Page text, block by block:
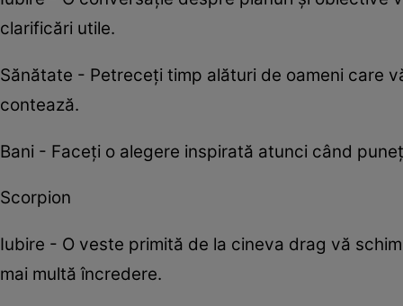
clarificări utile.
Sănătate - Petreceți timp alături de oameni care
contează.
Bani - Faceți o alegere inspirată atunci când
Scorpion
Iubire - O veste primită de la cineva drag vă
mai multă încredere.